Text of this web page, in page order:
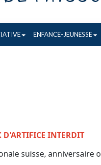
ENFANCE-JEUNESSE
D'ARTIFICE INTERDIT
suisse, anniversaire